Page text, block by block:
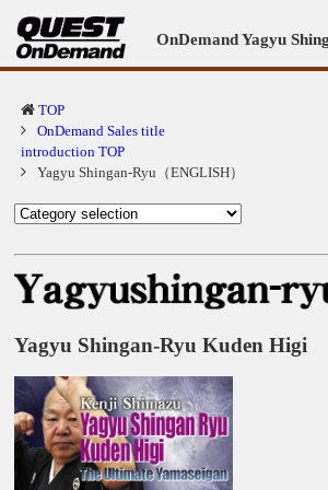
OnDemand Yagyu
TOP
OnDemand Sales title
introduction TOP
Yagyu Shingan-Ryu（ENGLISH）
Yagyu Shingan-Ryu Kuden Higi